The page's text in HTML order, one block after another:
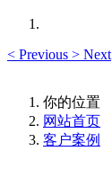
< Previous > Next
你的位置
网站首页
客户案例